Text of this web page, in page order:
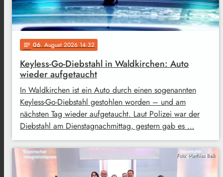
notes 06. August 2026 14:32
Keyless-Go-Diebstahl in Waldkirchen: Auto
wieder aufgetaucht
In Waldkirchen ist ein Auto durch einen sogenannten
Keyless-Go-Diebstahl gestohlen worden – und am
nächsten Tag wieder aufgetaucht. Laut Polizei war der
Diebstahl am Dienstagnachmittag, gestern gab es …
Foto: Matthias Balk